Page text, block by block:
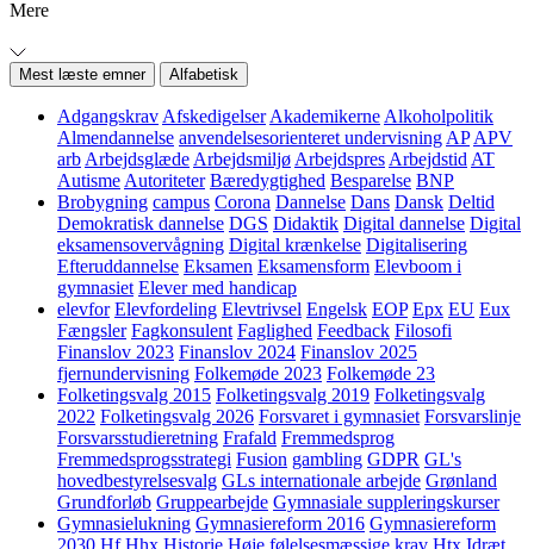
Mere
Mest læste emner Alfabetisk
Adgangskrav Afskedigelser Akademikerne Alkoholpolitik
Almendannelse anvendelsesorienteret undervisning AP APV
arb Arbejdsglæde Arbejdsmiljø Arbejdspres Arbejdstid AT
Autisme Autoriteter Bæredygtighed Besparelse BNP
Brobygning campus Corona Dannelse Dans Dansk Deltid
Demokratisk dannelse DGS Didaktik Digital dannelse Digital
eksamensovervågning Digital krænkelse Digitalisering
Efteruddannelse Eksamen Eksamensform Elevboom i
gymnasiet Elever med handicap
elevfor Elevfordeling Elevtrivsel Engelsk EOP Epx EU Eux
Fængsler Fagkonsulent Faglighed Feedback Filosofi
Finanslov 2023 Finanslov 2024 Finanslov 2025
fjernundervisning Folkemøde 2023 Folkemøde 23
Folketingsvalg 2015 Folketingsvalg 2019 Folketingsvalg
2022 Folketingsvalg 2026 Forsvaret i gymnasiet Forsvarslinje
Forsvarsstudieretning Frafald Fremmedsprog
Fremmedsprogsstrategi Fusion gambling GDPR GL's
hovedbestyrelsesvalg GLs internationale arbejde Grønland
Grundforløb Gruppearbejde Gymnasiale suppleringskurser
Gymnasielukning Gymnasiereform 2016 Gymnasiereform
2030 Hf Hhx Historie Høje følelsesmæssige krav Htx Idræt